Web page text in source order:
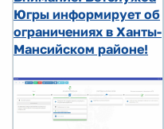
Югры информирует об
ограничениях в Ханты-
Мансийском районе!